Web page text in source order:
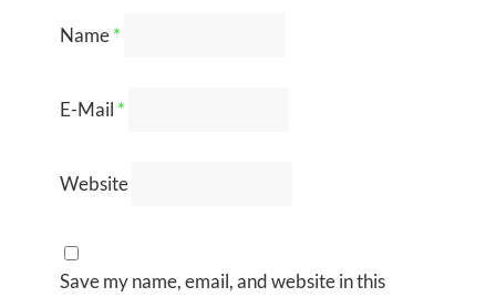
Name*
E-Mail *
Website
Save my name, email, and website in this